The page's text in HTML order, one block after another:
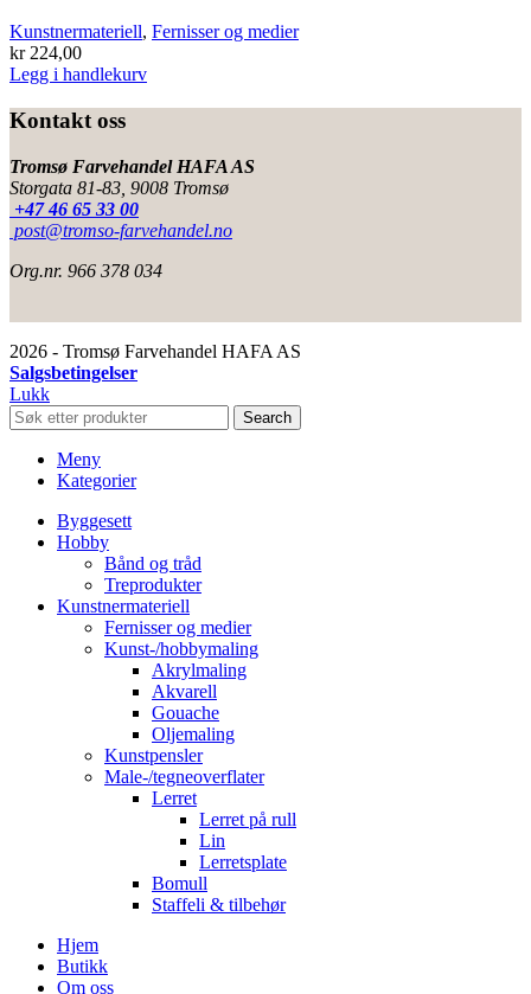
Kunstnermateriell, Fernisser og medier
kr224,00
Legg i handlekurv
Kontakt oss
Tromsø Farvehandel HAFA AS
Storgata 81-83, 9008 Tromsø
+47 46 65 33 00
post@tromso-farvehandel.no
Org.nr. 966 378 034
2026 - Tromsø Farvehandel HAFA AS
Salgsbetingelser
Lukk
Search
Meny
Kategorier
Byggesett
Hobby
Bånd og tråd
Treprodukter
Kunstnermateriell
Fernisser og medier
Kunst-/hobbymaling
Akrylmaling
Akvarell
Gouache
Oljemaling
Kunstpensler
Male-/tegneoverflater
Lerret
Lerret på rull
Lin
Lerretsplate
Bomull
Staffeli & tilbehør
Hjem
Butikk
Om oss